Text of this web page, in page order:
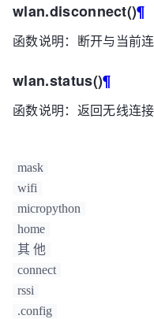
wlan.disconnect()¶
函数说明：断开与当前
wlan.status()¶
函数说明：返回无线连
mask
wifi
micropython
home
其 他
connect
rssi
.config